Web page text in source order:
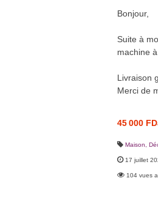
Bonjour,
Suite à
machine
Livraison
Merci de
45 000
Maison,
17 juillet
104 vues